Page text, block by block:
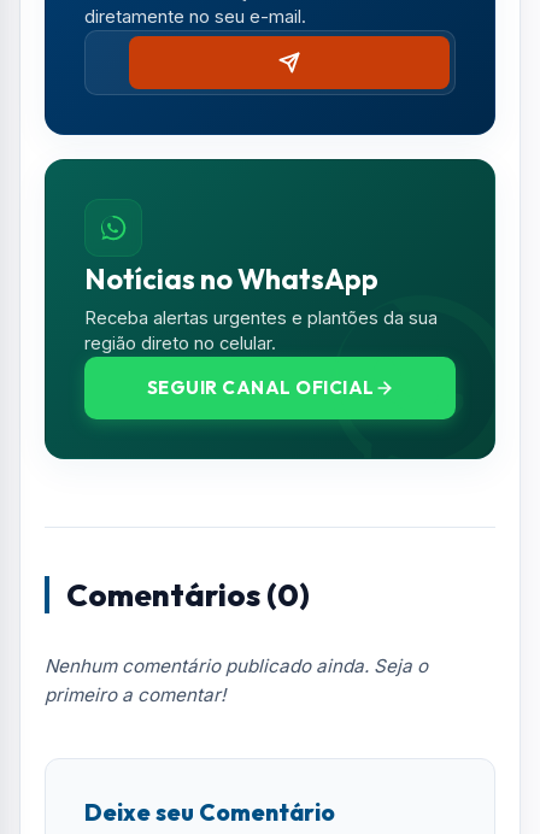
diretamente no seu e-mail.
Notícias no WhatsApp
Receba alertas urgentes e plantões da sua
região direto no celular.
SEGUIR CANAL OFICIAL
Comentários (0)
Nenhum comentário publicado ainda. Seja o
primeiro a comentar!
Deixe seu Comentário